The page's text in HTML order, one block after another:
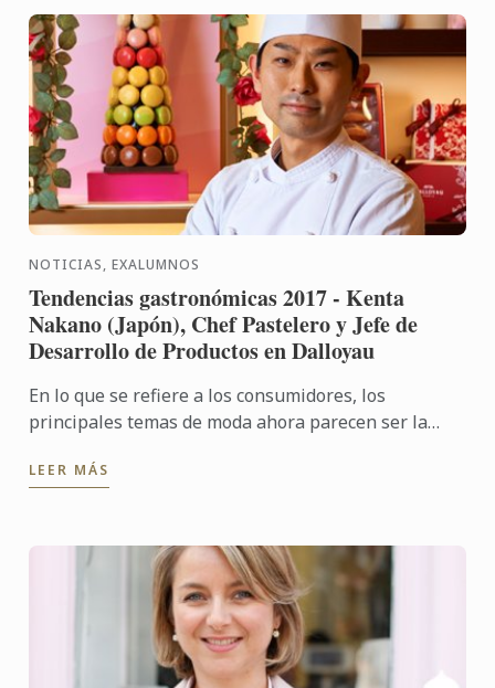
NOTICIAS, EXALUMNOS
Tendencias gastronómicas 2017 - Kenta
Nakano (Japón), Chef Pastelero y Jefe de
Desarrollo de Productos en Dalloyau
En lo que se refiere a los consumidores, los
principales temas de moda ahora parecen ser la
LEER MÁS